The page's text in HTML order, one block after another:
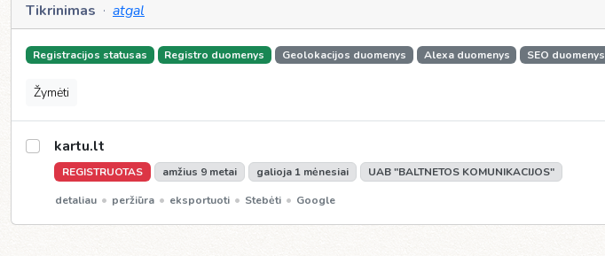
Tikrinimas · atgal
Registracijos statusas Registro duomenys Geolokacijos duomenys Alexa duomenys SEO duomenys
Žymėti
kartu.lt
REGISTRUOTAS amžius 9 metai galioja 1 mėnesiai
UAB "BALTNETOS KOMUNIKACIJOS"
detaliau • peržiūra • eksportuoti • Stebėti • Google